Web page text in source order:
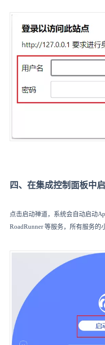
四、在集成控制面板中
点击启动禅道，系统会自动启动
RoadRunner 等服务，所有服务的